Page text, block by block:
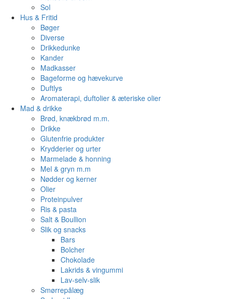
Sol
Hus & Fritid
Bøger
Diverse
Drikkedunke
Kander
Madkasser
Bageforme og hævekurve
Duftlys
Aromaterapi, duftolier & æteriske olier
Mad & drikke
Brød, knækbrød m.m.
Drikke
Glutenfrie produkter
Krydderier og urter
Marmelade & honning
Mel & gryn m.m
Nødder og kerner
Olier
Proteinpulver
Ris & pasta
Salt & Boullion
Slik og snacks
Bars
Bolcher
Chokolade
Lakrids & vingummi
Lav-selv-slik
Smørrepålæg